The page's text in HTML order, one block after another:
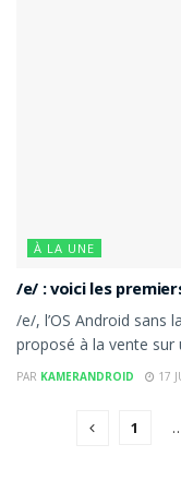
À LA UNE
/e/ : voici les
/e/, l’OS Android sans
proposé à la vente sur
PAR KAMERANDROID 17
1